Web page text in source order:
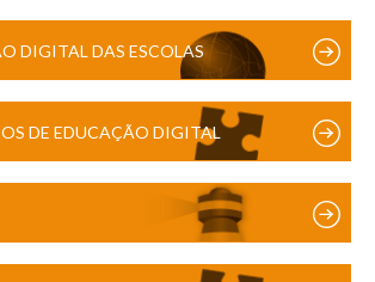
DIGITAL DAS ESCOLAS
DE EDUCAÇÃO DIGITAL